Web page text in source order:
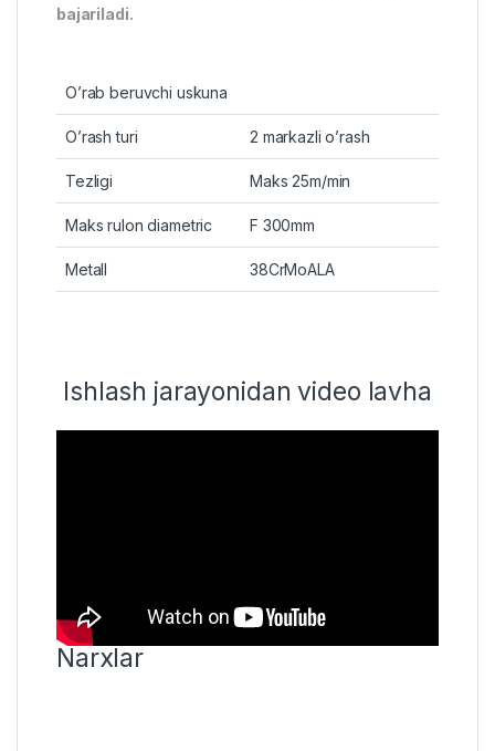
bajariladi.
O’rab beruvchi uskuna
O’rash turi 2 markazli o’rash
Tezligi Maks 25m/min
Maks rulon diametric F 300mm
Metall 38CrMoALA
Ishlash jarayonidan video lavha
Narxlar